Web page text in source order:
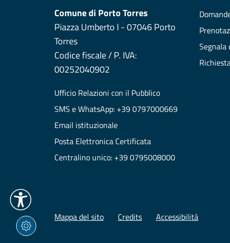
Comune di Porto Torres
Piazza Umberto I - 07046 Porto
Torres
Codice fiscale / P. IVA:
00252040902
Ufficio Relazioni con il Pubblico
SMS e WhatsApp: +39 0797000669
Email istituzionale
Posta Elettronica Certificata
Centralino unico: +39 0795008000
Segnala
Mappa del sito Credits Accessibilità